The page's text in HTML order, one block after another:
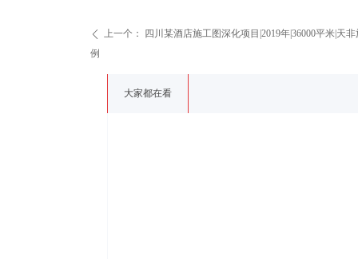
大家都在看
ꄴ 上一个：
四川某酒店施工图深化项目|2019年|36000平米|天
例